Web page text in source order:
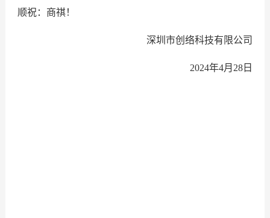
顺祝：商祺！
深圳市创络科技有限公司
2024年4月28日